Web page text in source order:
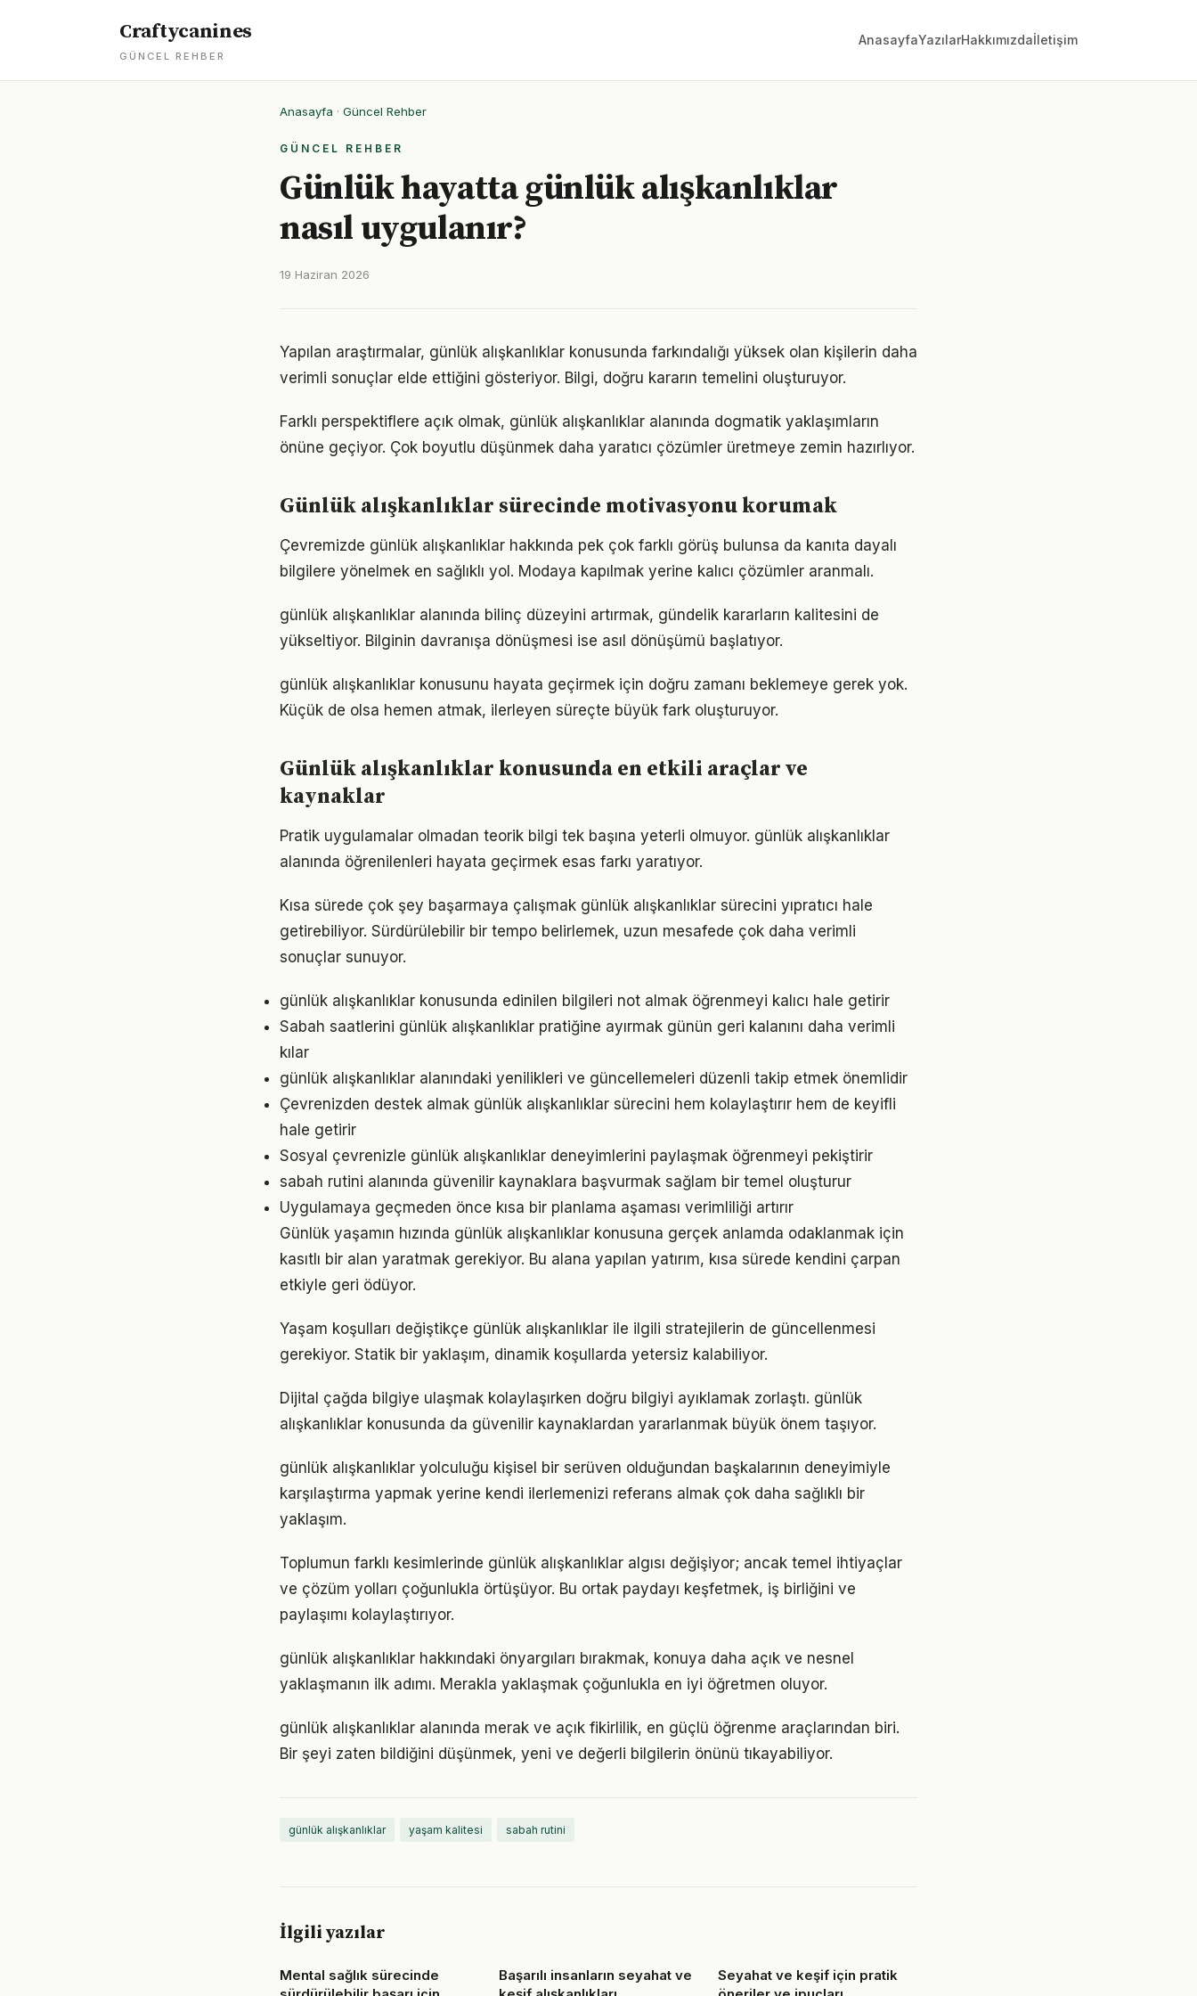
Craftycanines
GÜNCEL REHBER
AnasayfaYazılarHakkımızdaİletişim
Anasayfa · Güncel Rehber
GÜNCEL REHBER
Günlük hayatta günlük alışkanlıklar
nasıl uygulanır?
19 Haziran 2026
Yapılan araştırmalar, günlük alışkanlıklar konusunda farkındalığı yüksek olan kişilerin daha
verimli sonuçlar elde ettiğini gösteriyor. Bilgi, doğru kararın temelini oluşturuyor.
Farklı perspektiflere açık olmak, günlük alışkanlıklar alanında dogmatik yaklaşımların
önüne geçiyor. Çok boyutlu düşünmek daha yaratıcı çözümler üretmeye zemin hazırlıyor.
Günlük alışkanlıklar sürecinde motivasyonu korumak
Çevremizde günlük alışkanlıklar hakkında pek çok farklı görüş bulunsa da kanıta dayalı
bilgilere yönelmek en sağlıklı yol. Modaya kapılmak yerine kalıcı çözümler aranmalı.
günlük alışkanlıklar alanında bilinç düzeyini artırmak, gündelik kararların kalitesini de
yükseltiyor. Bilginin davranışa dönüşmesi ise asıl dönüşümü başlatıyor.
günlük alışkanlıklar konusunu hayata geçirmek için doğru zamanı beklemeye gerek yok.
Küçük de olsa hemen atmak, ilerleyen süreçte büyük fark oluşturuyor.
Günlük alışkanlıklar konusunda en etkili araçlar ve
kaynaklar
Pratik uygulamalar olmadan teorik bilgi tek başına yeterli olmuyor. günlük alışkanlıklar
alanında öğrenilenleri hayata geçirmek esas farkı yaratıyor.
Kısa sürede çok şey başarmaya çalışmak günlük alışkanlıklar sürecini yıpratıcı hale
getirebiliyor. Sürdürülebilir bir tempo belirlemek, uzun mesafede çok daha verimli
sonuçlar sunuyor.
günlük alışkanlıklar konusunda edinilen bilgileri not almak öğrenmeyi kalıcı hale getirir
Sabah saatlerini günlük alışkanlıklar pratiğine ayırmak günün geri kalanını daha verimli
kılar
günlük alışkanlıklar alanındaki yenilikleri ve güncellemeleri düzenli takip etmek önemlidir
Çevrenizden destek almak günlük alışkanlıklar sürecini hem kolaylaştırır hem de keyifli
hale getirir
Sosyal çevrenizle günlük alışkanlıklar deneyimlerini paylaşmak öğrenmeyi pekiştirir
sabah rutini alanında güvenilir kaynaklara başvurmak sağlam bir temel oluşturur
Uygulamaya geçmeden önce kısa bir planlama aşaması verimliliği artırır
Günlük yaşamın hızında günlük alışkanlıklar konusuna gerçek anlamda odaklanmak için
kasıtlı bir alan yaratmak gerekiyor. Bu alana yapılan yatırım, kısa sürede kendini çarpan
etkiyle geri ödüyor.
Yaşam koşulları değiştikçe günlük alışkanlıklar ile ilgili stratejilerin de güncellenmesi
gerekiyor. Statik bir yaklaşım, dinamik koşullarda yetersiz kalabiliyor.
Dijital çağda bilgiye ulaşmak kolaylaşırken doğru bilgiyi ayıklamak zorlaştı. günlük
alışkanlıklar konusunda da güvenilir kaynaklardan yararlanmak büyük önem taşıyor.
günlük alışkanlıklar yolculuğu kişisel bir serüven olduğundan başkalarının deneyimiyle
karşılaştırma yapmak yerine kendi ilerlemenizi referans almak çok daha sağlıklı bir
yaklaşım.
Toplumun farklı kesimlerinde günlük alışkanlıklar algısı değişiyor; ancak temel ihtiyaçlar
ve çözüm yolları çoğunlukla örtüşüyor. Bu ortak paydayı keşfetmek, iş birliğini ve
paylaşımı kolaylaştırıyor.
günlük alışkanlıklar hakkındaki önyargıları bırakmak, konuya daha açık ve nesnel
yaklaşmanın ilk adımı. Merakla yaklaşmak çoğunlukla en iyi öğretmen oluyor.
günlük alışkanlıklar alanında merak ve açık fikirlilik, en güçlü öğrenme araçlarından biri.
Bir şeyi zaten bildiğini düşünmek, yeni ve değerli bilgilerin önünü tıkayabiliyor.
günlük alışkanlıklar yaşam kalitesi sabah rutini
İlgili yazılar
Mental sağlık sürecinde
Başarılı insanların seyahat ve
Seyahat ve keşif için pratik